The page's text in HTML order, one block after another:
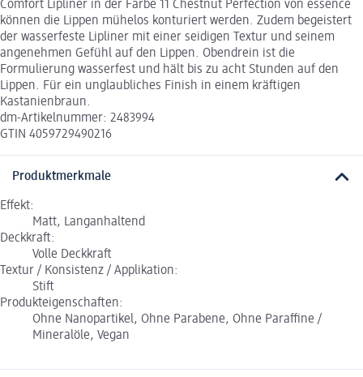
Comfort Lipliner in der Farbe 11 Chestnut Perfection von essence
können die Lippen mühelos konturiert werden. Zudem begeistert
der wasserfeste Lipliner mit einer seidigen Textur und seinem
angenehmen Gefühl auf den Lippen. Obendrein ist die
Formulierung wasserfest und hält bis zu acht Stunden auf den
Lippen. Für ein unglaubliches Finish in einem kräftigen
Kastanienbraun.
dm-Artikelnummer: 2483994
GTIN 4059729490216
Produktmerkmale
Effekt:
Matt, Langanhaltend
Deckkraft:
Volle Deckkraft
Textur / Konsistenz / Applikation:
Stift
Produkteigenschaften:
Ohne Nanopartikel, Ohne Parabene, Ohne Paraffine /
Mineralöle, Vegan